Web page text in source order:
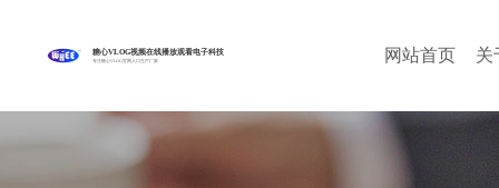
糖心VLOG视频在线播放观看电子科技
专注糖心VLOG官网入口生产厂家 网站首页 关